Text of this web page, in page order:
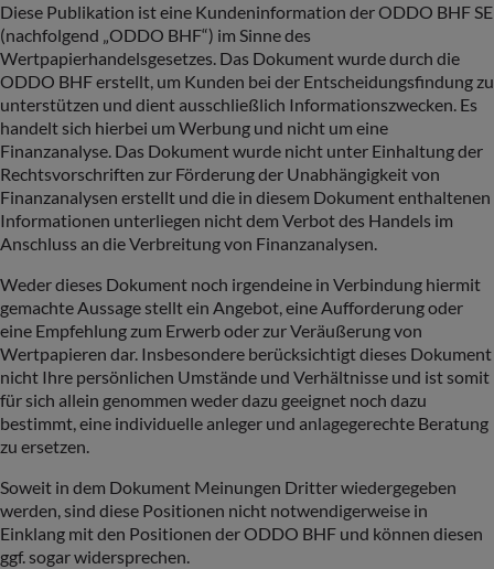
Diese Publikation ist eine Kundeninformation der ODDO BHF SE
(nachfolgend „ODDO BHF“) im Sinne des
Wertpapierhandelsgesetzes. Das Dokument wurde durch die
ODDO BHF erstellt, um Kunden bei der Entscheidungsfindung zu
unterstützen und dient ausschließlich Informationszwecken. Es
handelt sich hierbei um Werbung und nicht um eine
Finanzanalyse. Das Dokument wurde nicht unter Einhaltung der
Rechtsvorschriften zur Förderung der Unabhängigkeit von
Finanzanalysen erstellt und die in diesem Dokument enthaltenen
Informationen unterliegen nicht dem Verbot des Handels im
Anschluss an die Verbreitung von Finanzanalysen.
Weder dieses Dokument noch irgendeine in Verbindung hiermit
gemachte Aussage stellt ein Angebot, eine Aufforderung oder
eine Empfehlung zum Erwerb oder zur Veräußerung von
Wertpapieren dar. Insbesondere berücksichtigt dieses Dokument
nicht Ihre persönlichen Umstände und Verhältnisse und ist somit
für sich allein genommen weder dazu geeignet noch dazu
bestimmt, eine individuelle anleger und anlagegerechte Beratung
zu ersetzen.
Soweit in dem Dokument Meinungen Dritter wiedergegeben
werden, sind diese Positionen nicht notwendigerweise in
Einklang mit den Positionen der ODDO BHF und können diesen
ggf. sogar widersprechen.